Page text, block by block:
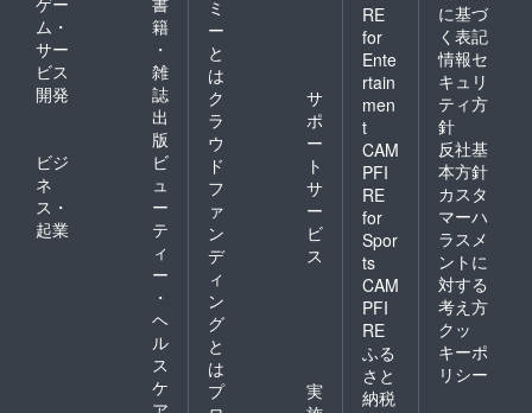
ム・
サー
ビス
開発
籍
・
雑
誌
出
版
ビジ
ネ
ス・
起業
ビ
ュ
ー
テ
ィ
ー
・
ヘ
ル
ス
ケ
ミ
ー
と
は
ク
ラ
ウ
ド
フ
ァ
ン
デ
ィ
ン
グ
と
は
サ
ポ
ー
ト
サ
ー
ビ
ス
プ
実
RE
for
Ente
rtain
men
t
CAM
PFI
RE
for
Spor
ts
CAM
PFI
RE
ふる
さと
納税
に基づ
く表記
情報セ
キュリ
ティ方
針
反社基
本方針
カスタ
マーハ
ラスメ
ントに
対する
考え方
クッ
キーポ
リシー